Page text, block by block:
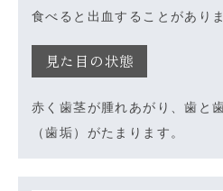
食べると出血することがありま
見た目の状態
赤く歯茎が腫れあがり、歯と
（歯垢）がたまります。